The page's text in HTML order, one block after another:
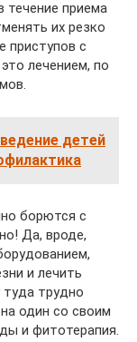
течение приема
их резко
приступов с
лечением, по
детей
борются с
Да, вроде,
и лечить
туда трудно
один со своим
и фитотерапия.